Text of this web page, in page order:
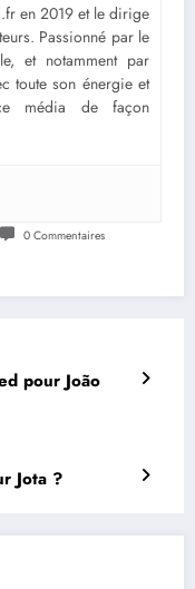
en 2019 et le dirige
Passionné par le
et notamment par
toute son énergie et
média de façon
0 Commentaires
pour João
Jota ?